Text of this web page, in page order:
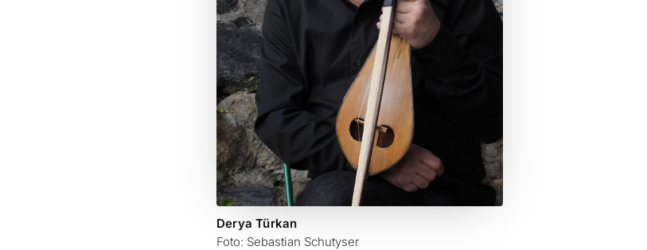
Derya Türkan
Foto: Sebastian Schutyser